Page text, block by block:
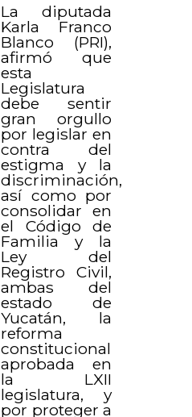
La diputada
Karla Franco
Blanco (PRI),
afirmó que
esta
Legislatura
debe sentir
gran orgullo
por legislar en
contra del
estigma y la
discriminación,
así como por
consolidar en
el Código de
Familia y la
Ley del
Registro Civil,
ambas del
estado de
Yucatán, la
reforma
constitucional
aprobada en
la LXII
legislatura, y
por proteger a